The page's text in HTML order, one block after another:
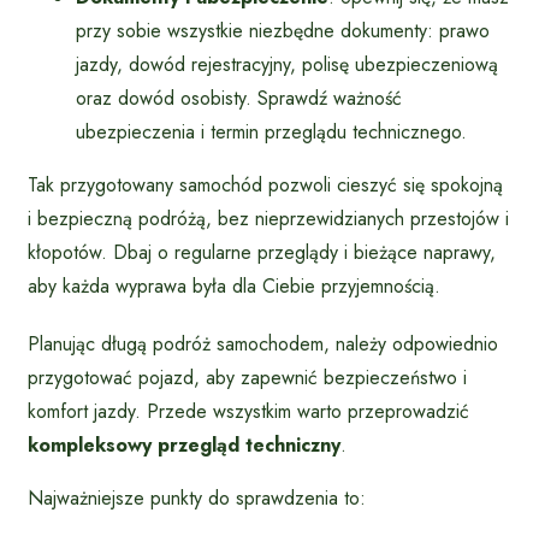
przy sobie wszystkie niezbędne dokumenty: prawo
jazdy, dowód rejestracyjny, polisę ubezpieczeniową
oraz dowód osobisty. Sprawdź ważność
ubezpieczenia i termin przeglądu technicznego.
Tak przygotowany samochód pozwoli cieszyć się spokojną
i bezpieczną podróżą, bez nieprzewidzianych przestojów i
kłopotów. Dbaj o regularne przeglądy i bieżące naprawy,
aby każda wyprawa była dla Ciebie przyjemnością.
Planując długą podróż samochodem, należy odpowiednio
przygotować pojazd, aby zapewnić bezpieczeństwo i
komfort jazdy. Przede wszystkim warto przeprowadzić
kompleksowy przegląd techniczny.
Najważniejsze punkty do sprawdzenia to: